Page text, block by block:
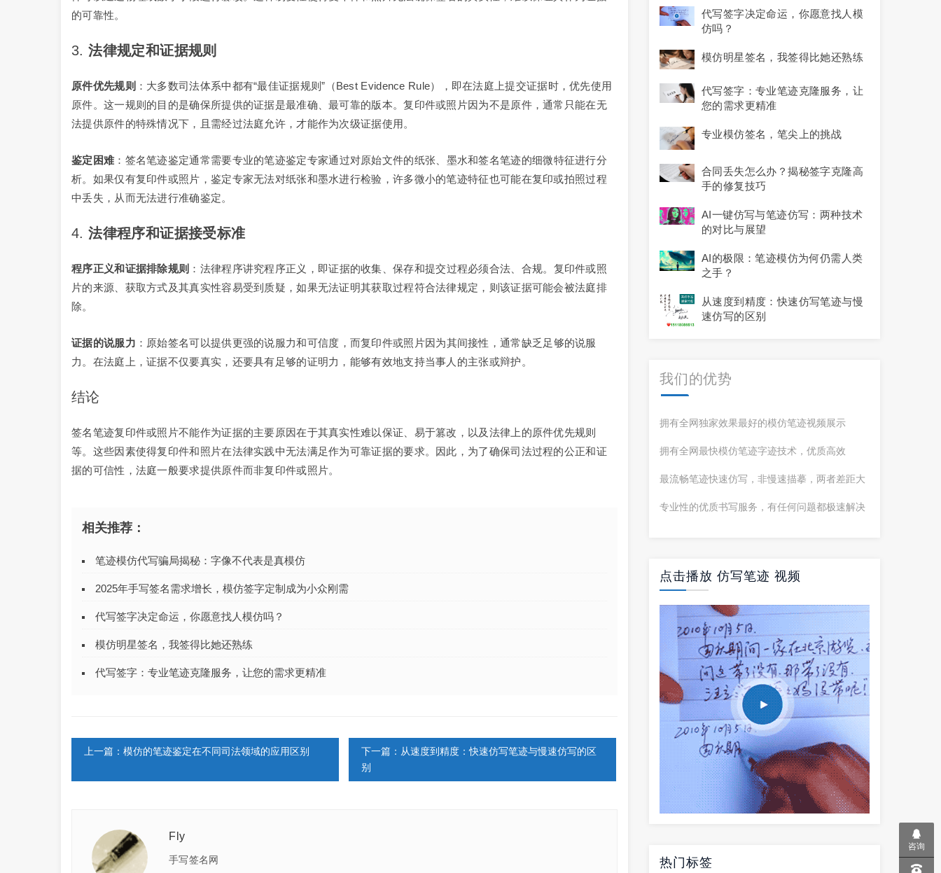
的可靠性。
3.法律规定和证据规则
原件优先规则 ：大多数司法体系中都有“最佳证据规则”（Best Evidence Rule），即在法庭上提交证据时，优先使用
原件。这一规则的目的是确保所提供的证据是最准确、最可靠的版本。复印件或照片因为不是原件，通常只能在无
法提供原件的特殊情况下，且需经过法庭允许，才能作为次级证据使用。
鉴定困难 ：签名笔迹鉴定通常需要专业的笔迹鉴定专家通过对原始文件的纸张、墨水和签名笔迹的细微特征进行分
析。如果仅有复印件或照片，鉴定专家无法对纸张和墨水进行检验，许多微小的笔迹特征也可能在复印或拍照过程
中丢失，从而无法进行准确鉴定。
4.法律程序和证据接受标准
程序正义和证据排除规则 ：法律程序讲究程序正义，即证据的收集、保存和提交过程必须合法、合规。复印件或照
片的来源、获取方式及其真实性容易受到质疑，如果无法证明其获取过程符合法律规定，则该证据可能会被法庭排
除。
证据的说服力 ：原始签名可以提供更强的说服力和可信度，而复印件或照片因为其间接性，通常缺乏足够的说服
力。在法庭上，证据不仅要真实，还要具有足够的证明力，能够有效地支持当事人的主张或辩护。
结论
签名笔迹复印件或照片不能作为证据的主要原因在于其真实性难以保证、易于篡改，以及法律上的原件优先规则
等。这些因素使得复印件和照片在法律实践中无法满足作为可靠证据的要求。因此，为了确保司法过程的公正和证
据的可信性，法庭一般要求提供原件而非复印件或照片。
相关推荐：
笔迹模仿代写骗局揭秘：字像不代表是真模仿
2025年手写签名需求增长，模仿签字定制成为小众刚需
代写签字决定命运，你愿意找人模仿吗？
模仿明星签名，我签得比她还熟练
代写签字：专业笔迹克隆服务，让您的需求更精准
上一篇：模仿的笔迹鉴定在不同司法领域的应用区别
下一篇：从速度到精度：快速仿写笔迹与慢速仿写的区
别
Fly
手写签名网
代写签字决定命运，你愿意找人模
仿吗？
模仿明星签名，我签得比她还熟练
代写签字：专业笔迹克隆服务，让
您的需求更精准
专业模仿签名，笔尖上的挑战
合同丢失怎么办？揭秘签字克隆高
手的修复技巧
AI一键仿写与笔迹仿写：两种技术
的对比与展望
AI的极限：笔迹模仿为何仍需人类
之手？
从速度到精度：快速仿写笔迹与慢
速仿写的区别
我们的优势
拥有全网独家效果最好的模仿笔迹视频展示
拥有全网最快模仿笔迹字迹技术，优质高效
最流畅笔迹快速仿写，非慢速描摹，两者差距大
专业性的优质书写服务，有任何问题都极速解决
点击播放 仿写笔迹 视频
热门标签
咨询